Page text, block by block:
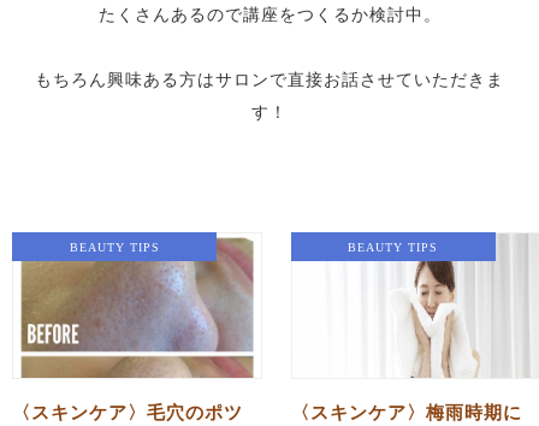
たくさんあるので講座をつくるか検討中。
もちろん興味ある方はサロンで直接お話させていただきま
す！
BEAUTY TIPS
〈スキンケア〉毛穴のポツ
BEAUTY TIPS
〈スキンケア〉梅雨時期に